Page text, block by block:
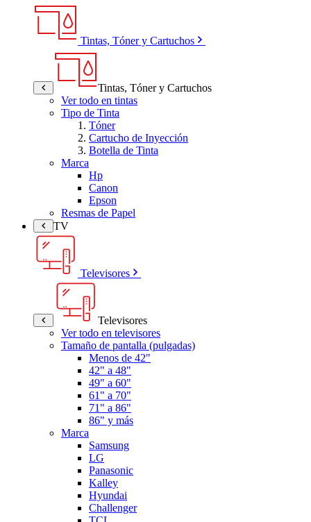
Tintas, Tóner y Cartuchos
Tintas, Tóner y Cartuchos
Ver todo en tintas
Tipo de Tinta
Tóner
Cartucho de Inyección
Botella de Tinta
Marca
Hp
Canon
Epson
Resmas de Papel
TV
Televisores
Televisores
Ver todo en televisores
Tamaño de pantalla (pulgadas)
Menos de 42"
42" a 48"
49" a 60"
61" a 70"
71" a 86"
86" y más
Marca
Samsung
LG
Panasonic
Kalley
Hyundai
Challenger